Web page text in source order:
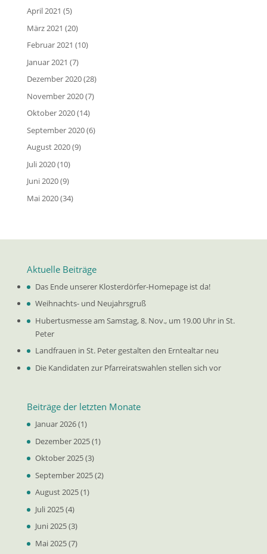
April 2021 (5)
März 2021 (20)
Februar 2021 (10)
Januar 2021 (7)
Dezember 2020(28)
November 2020(7)
Oktober 2020(14)
September 2020(6)
August 2020(9)
Juli 2020(10)
Juni 2020(9)
Mai 2020(34)
Aktuelle Beiträge
Das Ende unserer Klosterdörfer-Homepage ist da!
Weihnachts- und Neujahrsgruß
Hubertusmesse am Samstag, 8. Nov., um 19.00 Uhr in St.
Peter
Landfrauen in St. Peter gestalten den Erntealtar neu
Die Kandidaten zur Pfarreiratswahlen stellen sich vor
Beiträge der letzten Monate
Januar 2026(1)
Dezember 2025(1)
Oktober 2025(3)
September 2025(2)
August 2025(1)
Juli 2025(4)
Juni 2025(3)
Mai 2025(7)